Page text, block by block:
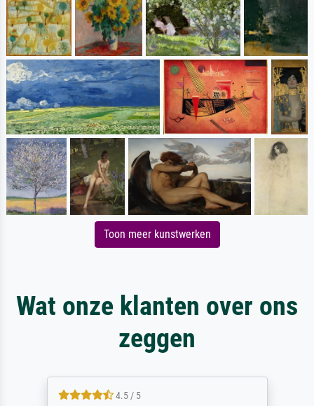
Toon meer kunstwerken
Wat onze klanten over ons
zeggen
4.5 / 5